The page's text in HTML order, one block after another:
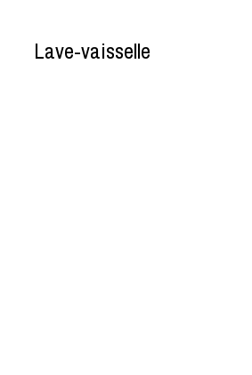
Lave-vaisselle